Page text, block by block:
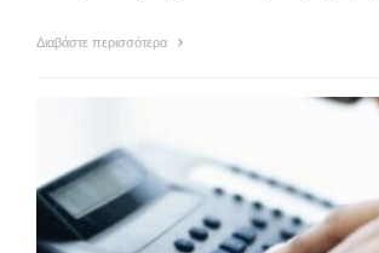
Διαβάστε περισσότερα